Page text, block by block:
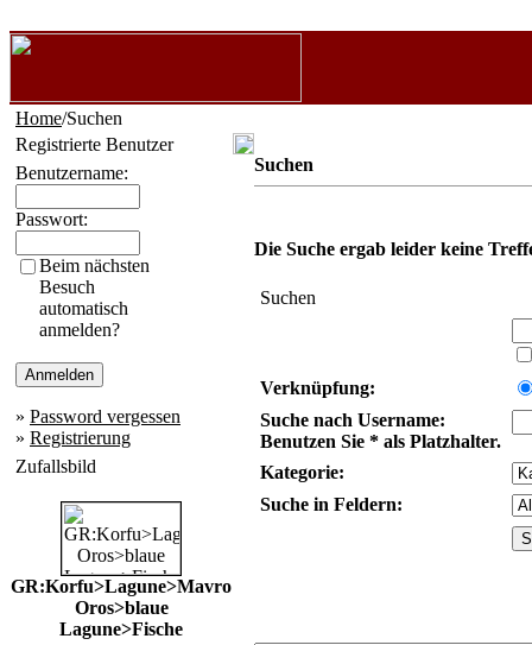
Home/Suchen
Registrierte Benutzer
Benutzername:
Passwort:
Beim nächsten
Besuch
automatisch
anmelden?
» Password vergessen
» Registrierung
Zufallsbild
GR:Korfu>Lagune>Mavro
Oros>blaue
Lagune>Fische
Suchen
Die Suche ergab leider keine
Suchen
Verknüpfung:
Suche nach Username:
Benutzen Sie * als Platzhalter.
Kategorie:
Suche in Feldern: